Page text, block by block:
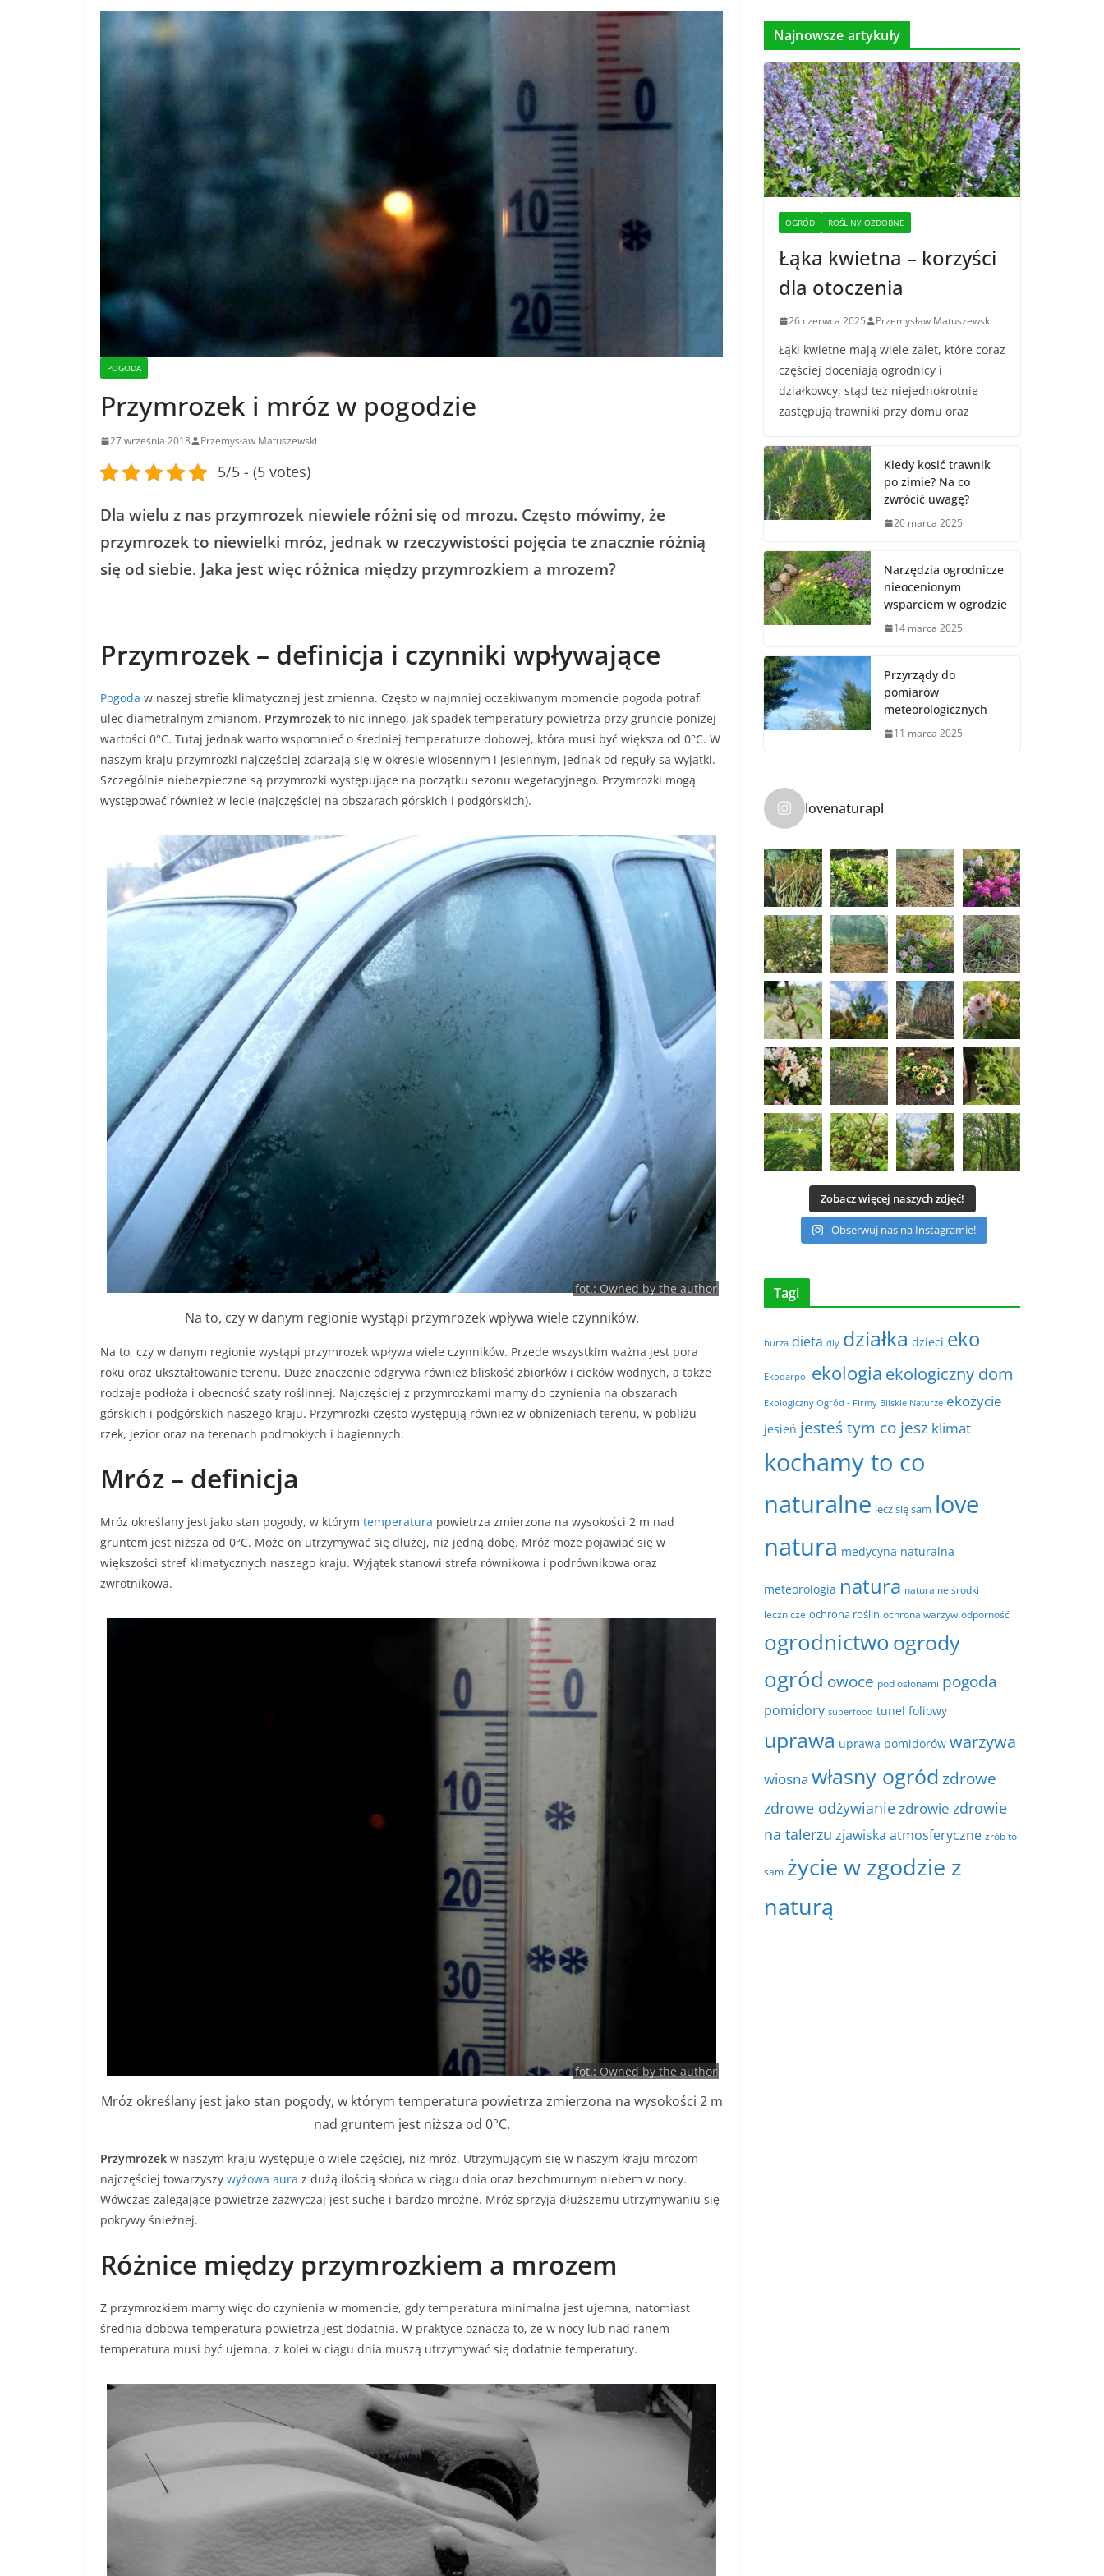
POGODA
Przymrozek i mróz w pogodzie
27 września 2018 Przemysław Matuszewski
5/5 - (5 votes)
Dla wielu z nas przymrozek niewiele różni się od mrozu. Często mówimy, że
przymrozek to niewielki mróz, jednak w rzeczywistości pojęcia te znacznie różnią
się od siebie. Jaka jest więc różnica między przymrozkiem a mrozem?
Przymrozek – definicja i czynniki wpływające
Pogoda w naszej strefie klimatycznej jest zmienna. Często w najmniej oczekiwanym momencie pogoda potrafi
ulec diametralnym zmianom. Przymrozek to nic innego, jak spadek temperatury powietrza przy gruncie poniżej
wartości 0°C. Tutaj jednak warto wspomnieć o średniej temperaturze dobowej, która musi być większa od 0°C. W
naszym kraju przymrozki najczęściej zdarzają się w okresie wiosennym i jesiennym, jednak od reguły są wyjątki.
Szczególnie niebezpieczne są przymrozki występujące na początku sezonu wegetacyjnego. Przymrozki mogą
występować również w lecie (najczęściej na obszarach górskich i podgórskich).
fot.: Owned by the author
Na to, czy w danym regionie wystąpi przymrozek wpływa wiele czynników.
Na to, czy w danym regionie wystąpi przymrozek wpływa wiele czynników. Przede wszystkim ważna jest pora
roku oraz ukształtowanie terenu. Duże znaczenie odgrywa również bliskość zbiorków i cieków wodnych, a także
rodzaje podłoża i obecność szaty roślinnej. Najczęściej z przymrozkami mamy do czynienia na obszarach
górskich i podgórskich naszego kraju. Przymrozki często występują również w obniżeniach terenu, w pobliżu
rzek, jezior oraz na terenach podmokłych i bagiennych.
Mróz – definicja
Mróz określany jest jako stan pogody, w którym temperatura powietrza zmierzona na wysokości 2 m nad
gruntem jest niższa od 0°C. Może on utrzymywać się dłużej, niż jedną dobę. Mróz może pojawiać się w
większości stref klimatycznych naszego kraju. Wyjątek stanowi strefa równikowa i podrównikowa oraz
zwrotnikowa.
fot.: Owned by the author
Mróz określany jest jako stan pogody, w którym temperatura powietrza zmierzona na wysokości 2 m
nad gruntem jest niższa od 0°C.
Przymrozek w naszym kraju występuje o wiele częściej, niż mróz. Utrzymującym się w naszym kraju mrozom
najczęściej towarzyszy wyżowa aura z dużą ilością słońca w ciągu dnia oraz bezchmurnym niebem w nocy.
Wówczas zalegające powietrze zazwyczaj jest suche i bardzo mroźne. Mróz sprzyja dłuższemu utrzymywaniu się
pokrywy śnieżnej.
Różnice między przymrozkiem a mrozem
Z przymrozkiem mamy więc do czynienia w momencie, gdy temperatura minimalna jest ujemna, natomiast
średnia dobowa temperatura powietrza jest dodatnia. W praktyce oznacza to, że w nocy lub nad ranem
temperatura musi być ujemna, z kolei w ciągu dnia muszą utrzymywać się dodatnie temperatury.
Najnowsze artykuły
OGRÓD ROŚLINY OZDOBNE
Łąka kwietna – korzyści
dla otoczenia
26 czerwca 2025 Przemysław Matuszewski
Łąki kwietne mają wiele zalet, które coraz
częściej doceniają ogrodnicy i
działkowcy, stąd też niejednokrotnie
zastępują trawniki przy domu oraz
Kiedy kosić trawnik
po zimie? Na co
zwrócić uwagę?
20 marca 2025
Narzędzia ogrodnicze
nieocenionym
wsparciem w ogrodzie
14 marca 2025
Przyrządy do
pomiarów
meteorologicznych
11 marca 2025
lovenaturapl
Zobacz więcej naszych zdjęć!
Obserwuj nas na Instagramie!
Tagi
burza dieta diy działka dzieci eko
Ekodarpol ekologia ekologiczny dom
Ekologiczny Ogród - Firmy Bliskie Naturze ekożycie
jesień jesteś tym co jesz klimat
kochamy to co
naturalne lecz się sam love
natura medycyna naturalna
meteorologia natura naturalne środki
lecznicze ochrona roślin ochrona warzyw odporność
ogrodnictwoogrody
ogród owoce pod osłonami pogoda
pomidory superfood tunel foliowy
uprawa uprawa pomidorów warzywa
wiosna własny ogródzdrowe
zdrowe odżywianiezdrowie zdrowie
na talerzu zjawiska atmosferyczne zrób to
sam życie w zgodzie z
naturą